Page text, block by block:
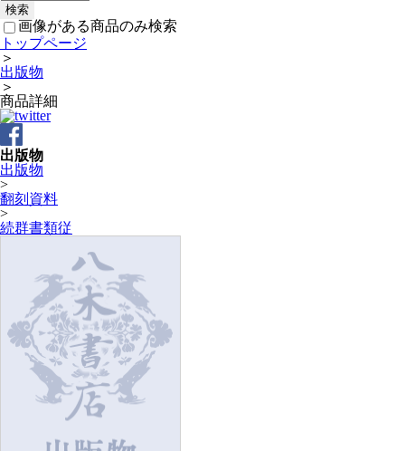
画像がある商品のみ検索
トップページ
＞
出版物
＞
商品詳細
出版物
出版物
>
翻刻資料
>
続群書類従